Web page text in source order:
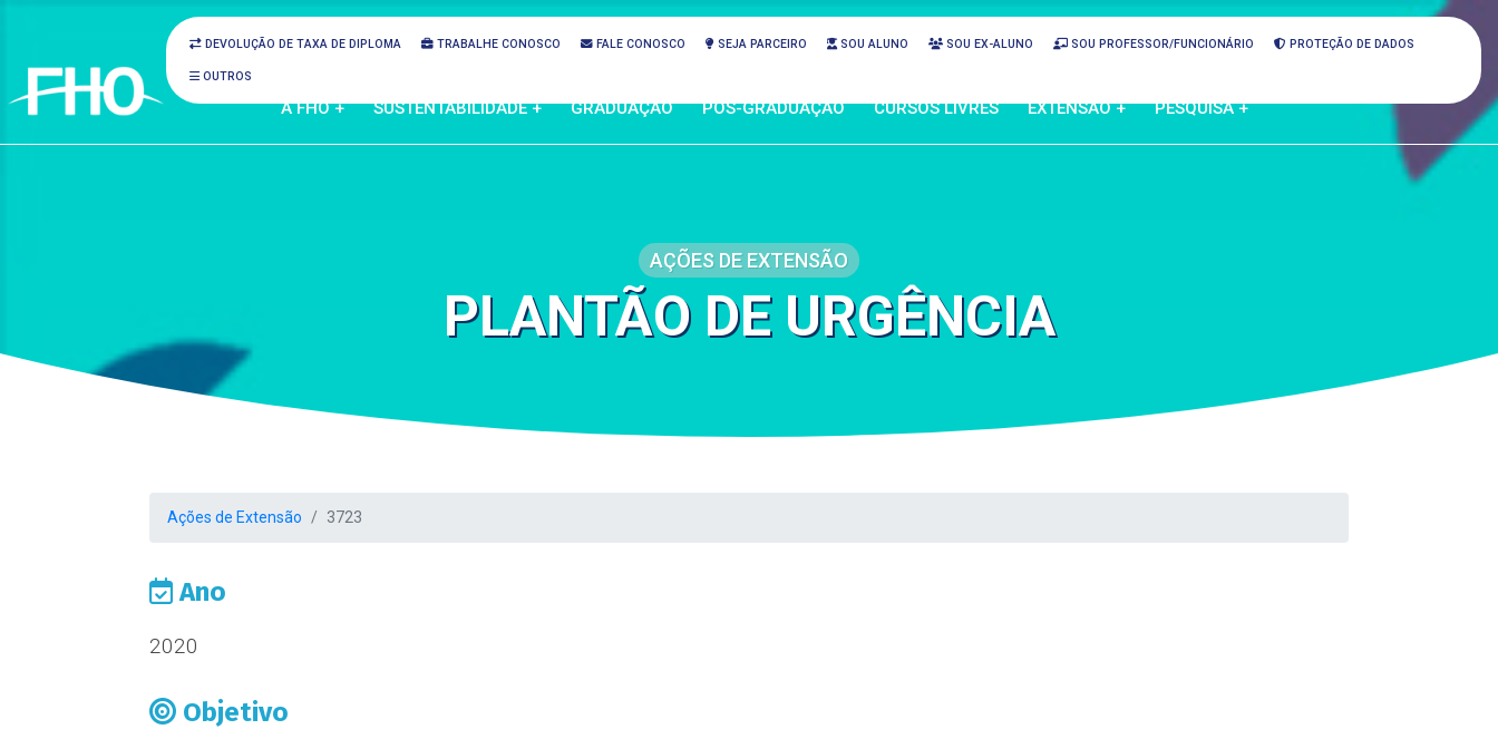
DEVOLUÇÃO DE TAXA DE DIPLOMA TRABALHE CONOSCO FALE CONOSCO SEJA PARCEIRO SOU ALUNO SOU EX-ALUNO SOU PROFESSOR/FUNCIONÁRIO PROTEÇÃO DE DADOS
OUTROS
A FHO + SUSTENTABILIDADE + GRADUAÇÃO PÓS-GRADUAÇÃO CURSOS LIVRES EXTENSÃO + PESQUISA +
AÇÕES DE EXTENSÃO
PLANTÃO DE URGÊNCIA
Ações de Extensão 3723
Ano
2020
Objetivo